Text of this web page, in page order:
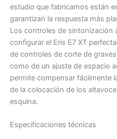
estudio que fabricamos están
garantizan la respuesta más
Los controles de sintonización
configurar el Eris E7 XT
de controles de corte de
como de un ajuste de espacio
permite compensar fácilmente
de la colocación de los
esquina.
Especificaciones técnicas